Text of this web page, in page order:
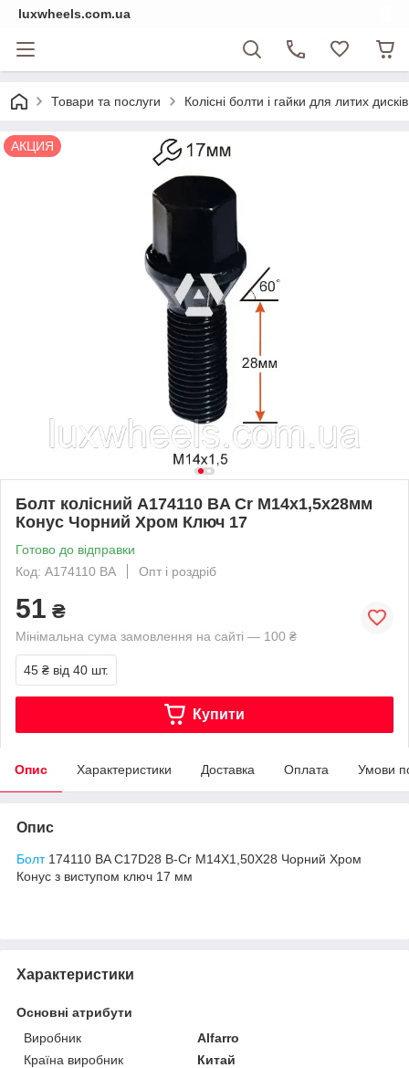
luxwheels.com.ua
Товари та послуги Колісні болти і гайки для литих
АКЦИЯ
Болт колісний A174110 BA Cr М14х1,5х28мм
Конус Чорний Хром Ключ 17
Готово до відправки
Код: A174110 BA
Опт і роздріб
51 ₴
Мінімальна сума замовлення на сайті — 100 ₴
45 ₴ від 40 шт.
Купити
Опис Характеристики Доставка Оплата Умови
Опис
Болт174110 BA C17D28 B-Cr M14X1,50X28 Чорний Хром
Конус з виступом ключ 17 мм
Характеристики
Основні атрибути
Виробник
Alfarro
Країна виробник
Китай